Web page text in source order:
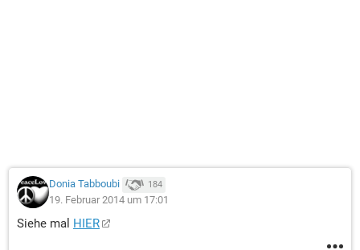
Donia Tabboubi 184
19. Februar 2014 um 17:01
Siehe mal HIER